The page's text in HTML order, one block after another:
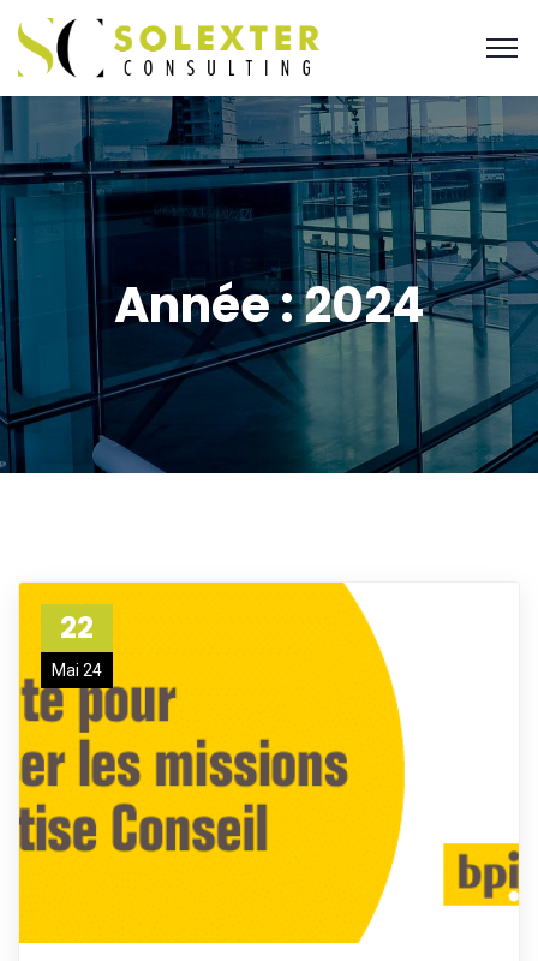
Année :2024
22
Mai 24